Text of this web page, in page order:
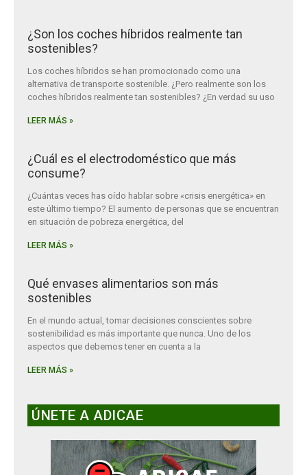
¿Son los coches híbridos realmente tan
sostenibles?
Los coches híbridos se han promocionado como una
alternativa de transporte sostenible. ¿Pero realmente son los
coches híbridos realmente tan sostenibles? ¿En verdad su uso
LEER MÁS »
¿Cuál es el electrodoméstico que más
consume?
¿Cuántas veces has oído hablar sobre «crisis energética» en
este último tiempo? El aumento de personas que se encuentran
en situación de pobreza energética, del
LEER MÁS »
Qué envases alimentarios son más
sostenibles
En el mundo actual, tomar decisiones conscientes sobre
sostenibilidad es más importante que nunca. Uno de los
aspectos que debemos tener en cuenta a la
LEER MÁS »
ÚNETE A ADICAE